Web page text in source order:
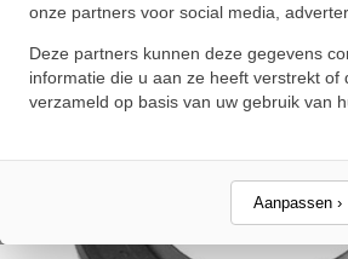
onze partners voor social media,
Deze partners kunnen deze gegevens
informatie die u aan ze heeft verstrekt of
verzameld op basis van uw gebruik van
Aanpassen ›